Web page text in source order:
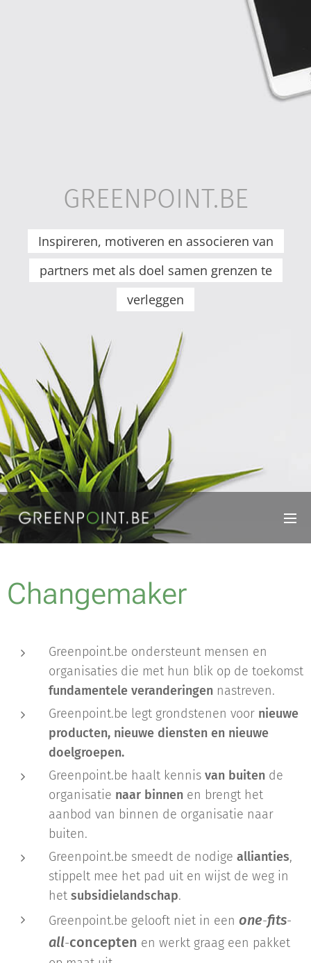
GREENPOINT.BE
Inspireren, motiveren en associeren van
partners met als doel samen grenzen te
verleggen
Changemaker
Greenpoint.be ondersteunt mensen en
organisaties die met hun blik op de toekomst
fundamentele veranderingen nastreven.
Greenpoint.be legt grondstenen voor nieuwe
producten, nieuwe diensten en nieuwe
doelgroepen.
Greenpoint.be haalt kennis van buiten de
organisatie naar binnen en brengt het
aanbod van binnen de organisatie naar
buiten.
Greenpoint.be smeedt de nodige allianties,
stippelt mee het pad uit en wijst de weg in
het subsidielandschap.
Greenpoint.be gelooft niet in een one-fits-
all-concepten en werkt graag een pakket